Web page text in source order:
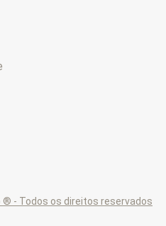
® - Todos os direitos reservados